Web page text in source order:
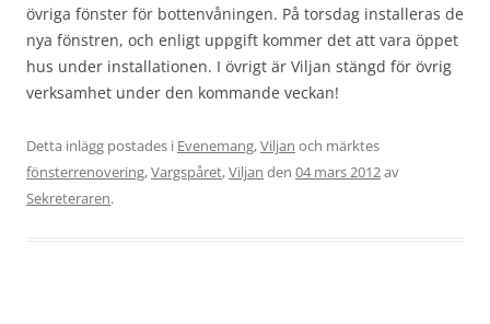
övriga fönster för bottenvåningen. På torsdag installeras de
nya fönstren, och enligt uppgift kommer det att vara öppet
hus under installationen. I övrigt är Viljan stängd för övrig
verksamhet under den kommande veckan!
Detta inlägg postades i Evenemang,Viljan och märktes
fönsterrenovering,Vargspåret,Viljan den 04 mars 2012av
Sekreteraren.